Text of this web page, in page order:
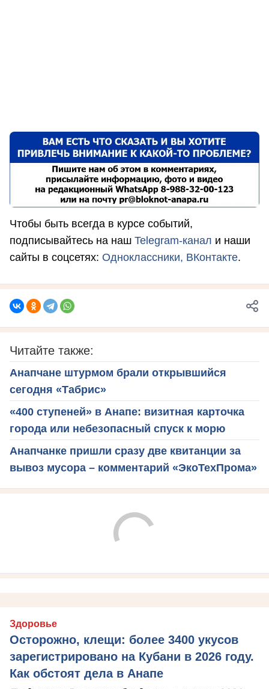
Чтобы быть всегда в курсе событий,
подписывайтесь на наш Telegram-канал и наши
сайты в соцсетях: Одноклассники, ВКонтакте.
Читайте также:
Анапчане штурмом брали открывшийся
сегодня «Табрис»
«400 ступеней» в Анапе: визитная карточка
города или небезопасный спуск к морю
Анапчанке пришли сразу две квитанции за
вывоз мусора – комментарий «ЭкоТехПрома»
Здоровье
Осторожно, клещи: более 3400 укусов
зарегистрировано на Кубани в 2026 году.
Как обстоят дела в Анапе